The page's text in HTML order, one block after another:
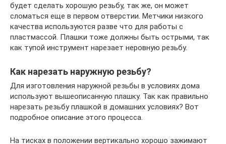
будет сделать хорошую резьбу, так же, он может
сломаться еще в первом отверстии. Метчики низкого
качества используются разве что для работы с
пластмассой. Плашки тоже должны быть острыми, так
как тупой инструмент нарезает неровную резьбу.
Как нарезать наружную резьбу?
Для изготовления наружной резьбы в условиях дома
используют вышеописанную плашку. Так как правильно
нарезать резьбу плашкой в домашних условиях? Вот
подробное описание этого процесса.
На тисках в положении вертикально хорошо зажимают